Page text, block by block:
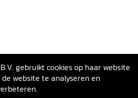
gebruikt cookies op haar website
website te analyseren en